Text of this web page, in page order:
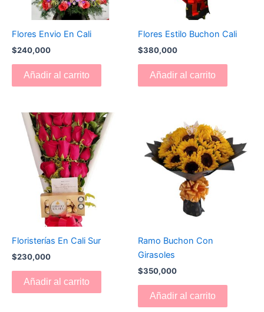
Flores Envio En Cali
$240,000
Añadir al carrito
Flores Estilo Buchon Cali
$380,000
Añadir al carrito
Floristerías En Cali Sur
$230,000
Añadir al carrito
Ramo Buchon Con
Girasoles
$350,000
Añadir al carrito